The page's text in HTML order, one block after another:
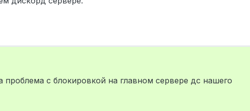
с блокировкой на главном сервере дс нашего